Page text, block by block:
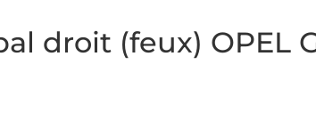
droit (feux) OPEL